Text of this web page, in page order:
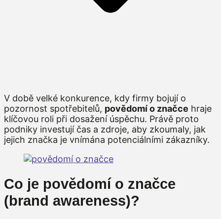
V době velké konkurence, kdy firmy bojují o
pozornost spotřebitelů, povědomí o značce hraje
klíčovou roli při dosažení úspěchu. Právě proto
podniky investují čas a zdroje, aby zkoumaly, jak
jejich značka je vnímána potenciálními zákazníky.
Co je povědomí o značce
(brand awareness)?